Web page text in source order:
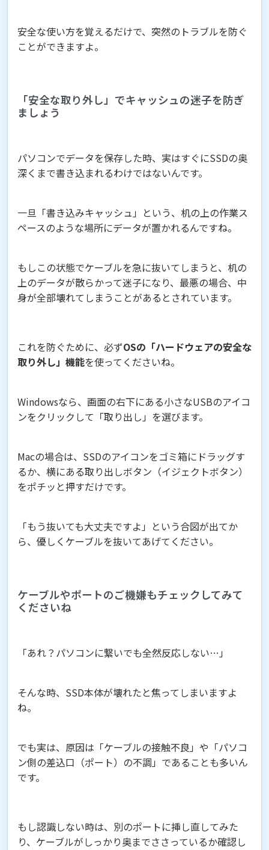
安全な使い方を覚えるだけで、突然のトラブルを防ぐ
ことができますよ。
「安全な取り外し」でキャッシュの迷子を防ぎ
ましょう
パソコンでデータを保存した時、実はすぐにSSDの奥
深くまで書き込まれるわけではないんです。
一旦「書き込みキャッシュ」という、机の上の作業ス
ペースのような場所にデータが置かれるんですね。
もしこの状態でケーブルを急に抜いてしまうと、机の
上のデータが散らかって迷子になり、最悪の場合、中
身が全部壊れてしまうことがあるとされています。
これを防ぐために、必ずOSの「ハードウェアの安全な
取り外し」機能を使ってくださいね。
Windowsなら、画面の右下にある小さなUSBのアイコ
ンをクリックして「取り出し」を選びます。
Macの場合は、SSDのアイコンをゴミ箱にドラッグす
るか、横にある取り出しボタン（イジェクトボタン）
をポチッと押すだけです。
「もう抜いても大丈夫ですよ」という合図が出てか
ら、優しくケーブルを抜いてあげてください。
ケーブルやポートのご機嫌もチェックしてみて
くださいね
「あれ？パソコンに繋いでも全然反応しない…」
そんな時、SSD本体が壊れたと焦ってしまいますよ
ね。
でも実は、原因は「ケーブルの接触不良」や「パソコ
ン側の差込口（ポート）の不調」であることも多いん
です。
もし認識しない時は、別のポートに挿し直してみた
り、ケーブルがしっかり奥までささっているか確認し